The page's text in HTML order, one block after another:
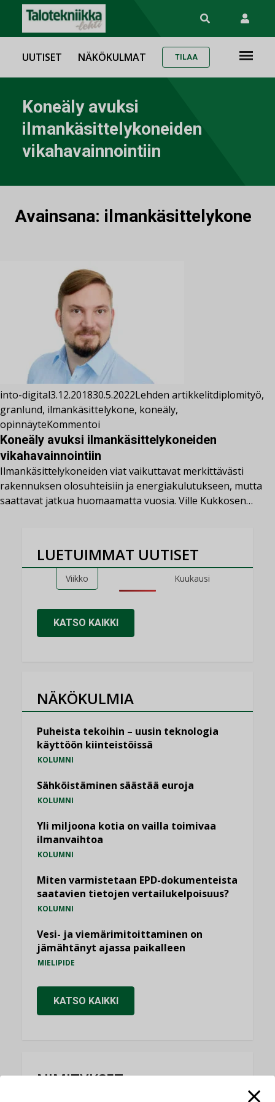
UUTISET NÄKÖKULMAT TILAA
Koneäly avuksi
ilmankäsittelykoneiden
vikahavainnointiin
Avainsana: ilmankäsittelykone
into-digital3.12.201830.5.2022Lehden artikkelitdiplomityö,
granlund, ilmankäsittelykone, koneäly,
opinnäyteKommentoi
Koneäly avuksi ilmankäsittelykoneiden
vikahavainnointiin
Ilmankäsittelykoneiden viat vaikuttavat merkittävästi
rakennuksen olosuhteisiin ja energiakulutukseen, mutta
saattavat jatkua huomaamatta vuosia. Ville Kukkosen…
LUETUIMMAT UUTISET
Viikko Kuukausi
KATSO KAIKKI
NÄKÖKULMIA
Puheista tekoihin – uusin teknologia
käyttöön kiinteistöissä
KOLUMNI
Sähköistäminen säästää euroja
KOLUMNI
Yli miljoona kotia on vailla toimivaa
ilmanvaihtoa
KOLUMNI
Miten varmistetaan EPD-dokumenteista
saatavien tietojen vertailukelpoisuus?
KOLUMNI
Vesi- ja viemärimitoittaminen on
jämähtänyt ajassa paikalleen
MIELIPIDE
KATSO KAIKKI
NIMITYKSET